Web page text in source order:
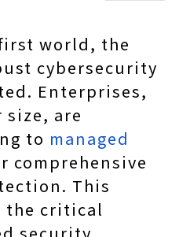
world, the
cybersecurity
Enterprises,
are
to managed
comprehensive
This
the critical